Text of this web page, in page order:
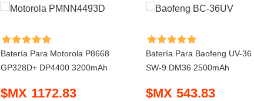
Batería Para Motorola P8668
GP328D+ DP4400 3200mAh
$MX 1172.83
Batería Para Baofeng UV-36
SW-9 DM36 2500mAh
$MX 543.83